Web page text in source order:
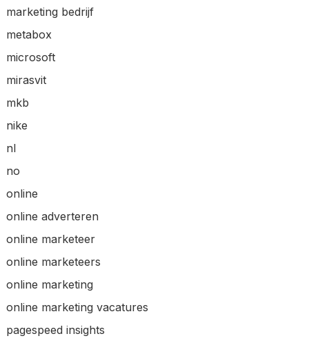
marketing bedrijf
metabox
microsoft
mirasvit
mkb
nike
nl
no
online
online adverteren
online marketeer
online marketeers
online marketing
online marketing vacatures
pagespeed insights